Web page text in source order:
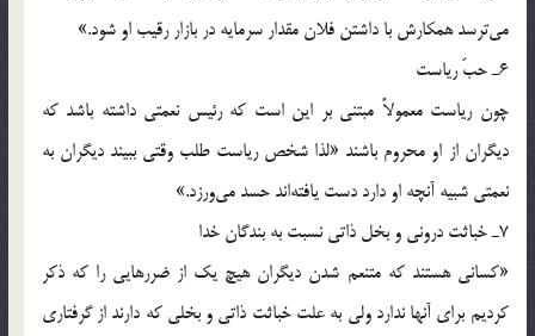
مي‌ترسد همكارش با داشتن فلان مقدار سرمايه در بازار رقيب او شود.»
6ـ حبّ رياست
چون رياست معمولاً مبتني بر اين است كه رئيس نعمتي داشته باشد كه
ديگران از او محروم باشند «لذا شخص رياست طلب وقتي ببيند ديگران به
نعمتي شبيه آنچه او دارد دست يافته‌اند حسد مي‌ورزد.»
7ـ خباثت دروني و بخل ذاتي نسبت به بندگان خدا
«كساني هستند كه متنعم شدن ديگران هيچ يك از ضررهايي را كه ذكر
كرديم براي آنها ندارد ولي به علت خباثت ذاتي و بخلي كه دارند از گرفتاري